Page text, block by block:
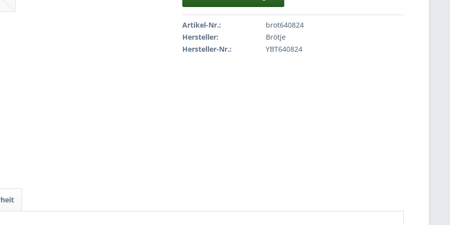
Artikel-Nr.:
brot640824
Hersteller:
Brötje
Hersteller-Nr.:
YBT640824